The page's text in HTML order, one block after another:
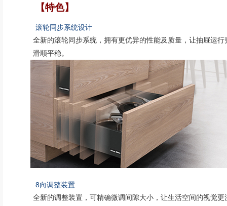
【特色】
滚轮同步系统设计
全新的滚轮同步系统，拥有更优异的性能及质量，让抽屉运行
滑顺平稳。
8向调整装置
全新的调整装置，可精确微调间隙大小，让生活空间的视觉更